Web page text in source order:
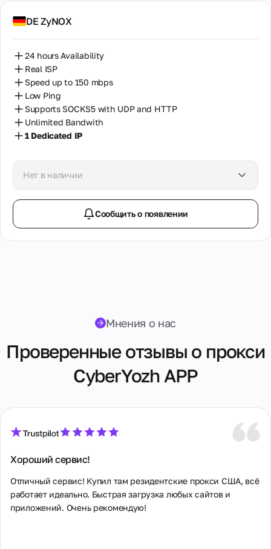
Мексика
Нигерия
Нидерланды
Новая Зеландия
Норвегия
Объединенные Арабские Эмираты
Польша
Саудовская Аравия
Сербия
Тайвань
Турция
Узбекистан
Украина
DE ZyNOX
24 hours Availability
Real ISP
Speed up to 150 mbps
Low Ping
Supports SOCKS5 with UDP and HTTP
Unlimited Bandwith
1 Dedicated IP
Нет в наличии
Сообщить о появлении
Мнения о нас
Проверенные отзывы о прокси
CyberYozh APP
Хороший сервис!
Отличный сервис! Купил там резидентские прокси США, всё
работает идеально. Быстрая загрузка любых сайтов и
приложений. Очень рекомендую!